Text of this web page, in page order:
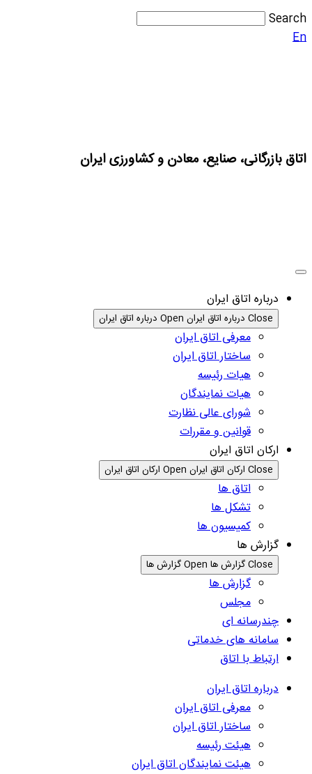
Search
En
اتاق بازرگانی، صنایع، معادن و کشاورزی ایران
درباره اتاق ایران
Close درباره اتاق ایران Open درباره اتاق ایران
معرفی اتاق ایران
ساختار اتاق ایران
هیات رئیسه
هیات نمایندگان
شورای عالی نظارت
قوانین و مقررات
ارکان اتاق ایران
Close ارکان اتاق ایران Open ارکان اتاق ایران
اتاق ها
تشکل ها
کمیسیون ها
گزارش ها
Close گزارش ها Open گزارش ها
گزارش ها
مجلس
چندرسانه ای
سامانه های خدماتی
ارتباط با اتاق
درباره اتاق ایران
معرفی اتاق ایران
ساختار اتاق ایران
هیئت رئیسه
هیئت نمایندگان اتاق ایران